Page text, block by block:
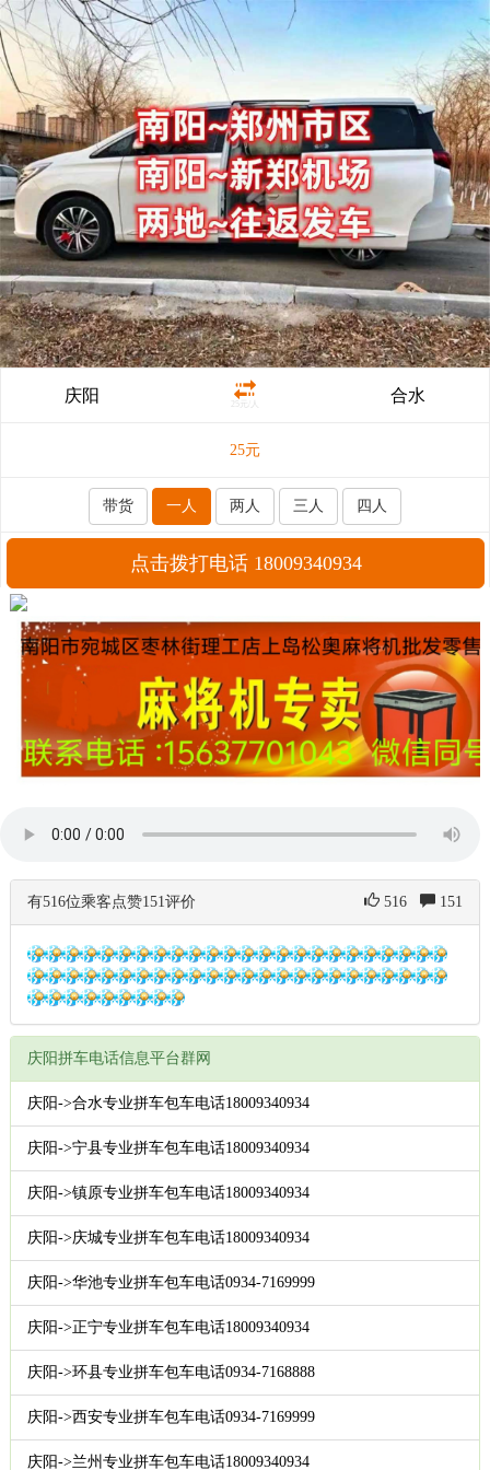
庆阳 25元/人 合水
25元
带货 一人 两人 三人 四人
点击拨打电话 18009340934
有516位乘客点赞151评价 516 151
庆阳拼车电话信息平台群网
庆阳->合水专业拼车包车电话18009340934
庆阳->宁县专业拼车包车电话18009340934
庆阳->镇原专业拼车包车电话18009340934
庆阳->庆城专业拼车包车电话18009340934
庆阳->华池专业拼车包车电话0934-7169999
庆阳->正宁专业拼车包车电话18009340934
庆阳->环县专业拼车包车电话0934-7168888
庆阳->西安专业拼车包车电话0934-7169999
庆阳->兰州专业拼车包车电话18009340934